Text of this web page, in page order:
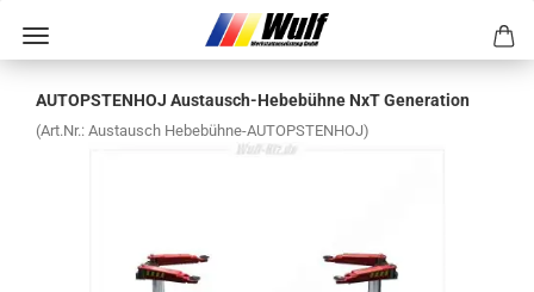
AUTOPS­TEN­HOJ Austausch-​Hebebühne NxT Ge­nera­ti­on
(Art.Nr.: Aus­tausch Hebebühne-​AUTOPSTENHOJ)